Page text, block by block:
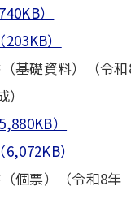
）
）
基礎資料）（令和
）
）
個票）（令和8年